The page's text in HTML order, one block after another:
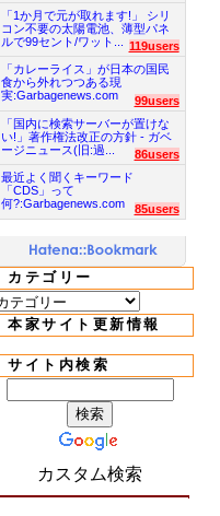
「1か月で元が取れます!」 シリ
コン不要の太陽電池、薄型パネ
ルで99セント/ワット...
119users
「カレーライス」が日本の国民
食から外れつつある現
実:Garbagenews.com
99users
「国内に検索サーバーが置けな
い!」著作権法改正の方針 - ガベ
ージニュース(旧:過...
86users
最近よく聞くキーワード
「CDS」って
何?:Garbagenews.com
85users
カテゴリー
本家サイト更新情報
サイト内検索
カスタム検索